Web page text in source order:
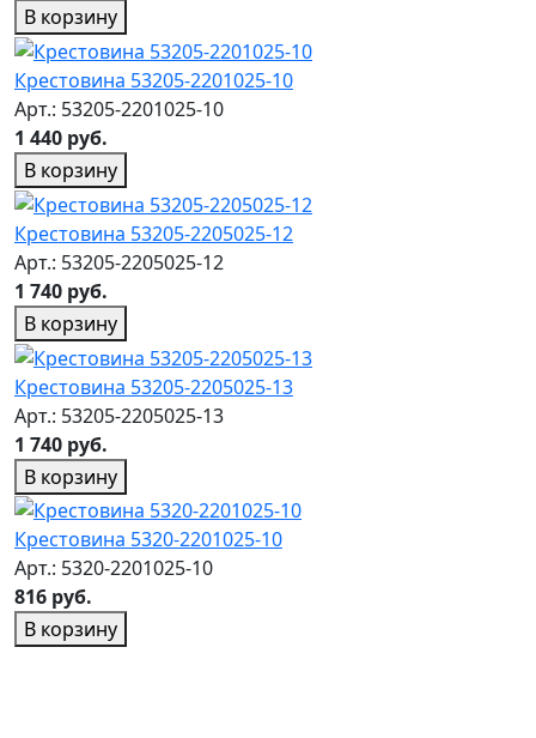
В корзину
Крестовина 53205-2201025-10
Арт.: 53205-2201025-10
1 440 руб.
В корзину
Крестовина 53205-2205025-12
Арт.: 53205-2205025-12
1 740 руб.
В корзину
Крестовина 53205-2205025-13
Арт.: 53205-2205025-13
1 740 руб.
В корзину
Крестовина 5320-2201025-10
Арт.: 5320-2201025-10
816 руб.
В корзину